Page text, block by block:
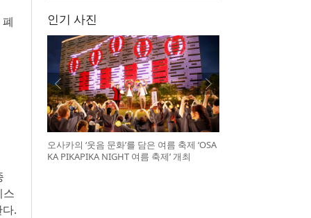
스
.
인기 사진
오사카의 ‘웃음 문화’를 담은 여름 축제 ‘OSA
KA PIKAPIKA NIGHT 여름 축제’ 개최